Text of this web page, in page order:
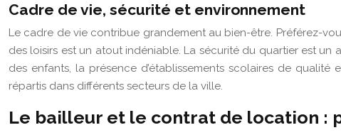
Cadre de vie, sécurité et environnement
Le cadre de vie contribue grandement au bien-être. Préférez-
des loisirs est un atout indéniable. La sécurité du quartier est un
des enfants, la présence d’établissements scolaires de
répartis dans différents secteurs de la ville.
Le bailleur et le contrat de location :